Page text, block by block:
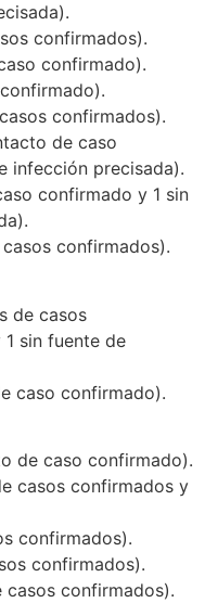
confirmados).
confirmado).
confirmados).
de caso
infección precisada).
confirmado y 1 sin
confirmados).
de casos
sin fuente de
caso confirmado).
de caso confirmado).
casos confirmados y
confirmados).
confirmados).
confirmados).